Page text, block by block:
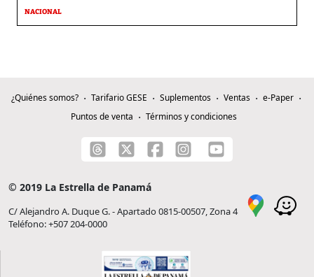
NACIONAL
¿Quiénes somos? Tarifario GESE Suplementos Ventas
e-Paper
Puntos de venta
Términos y condiciones
© 2019 La Estrella de Panamá
C/ Alejandro A. Duque G. - Apartado 0815-00507, Zona 4
Teléfono: +507 204-0000